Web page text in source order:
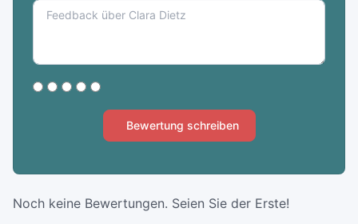
Bewertung schreiben
Noch keine Bewertungen. Seien Sie der Erste!